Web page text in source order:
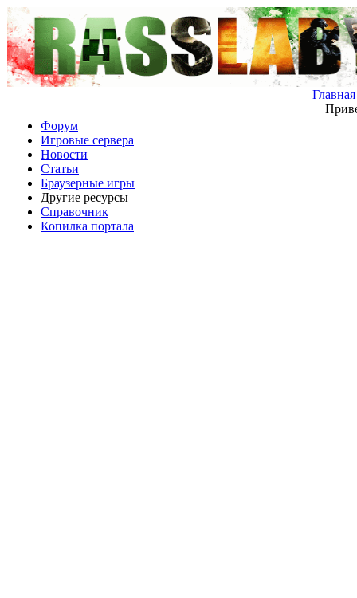
Главная
Форум
Игровые сервера
Новости
Статьи
Браузерные игры
Другие ресурсы
Справочник
Копилка портала